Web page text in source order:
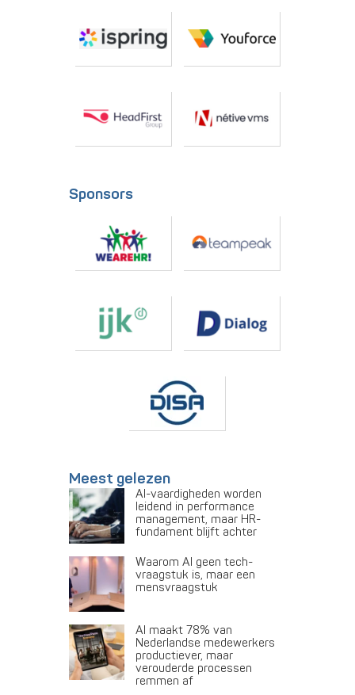
Sponsors
Meest gelezen
AI-vaardigheden worden
leidend in performance
management, maar HR-
fundament blijft achter
Waarom AI geen tech-
vraagstuk is, maar een
mensvraagstuk
AI maakt 78% van
Nederlandse medewerkers
productiever, maar
verouderde processen
remmen af